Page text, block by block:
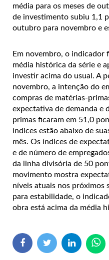
média para os meses de
de investimento subiu 1,1
outubro para novembro e
Em novembro, o indicador
média histórica da série e
investir acima do usual. A
novembro, a intenção do
compras de matérias-
expectativa de demanda e
primas ficaram em 51,0
índices estão abaixo de
mês. Os índices de
e de número de
da linha divisória de 50
movimento mostra
níveis atuais nos próximos
para estabilidade, o
obra está acima da média